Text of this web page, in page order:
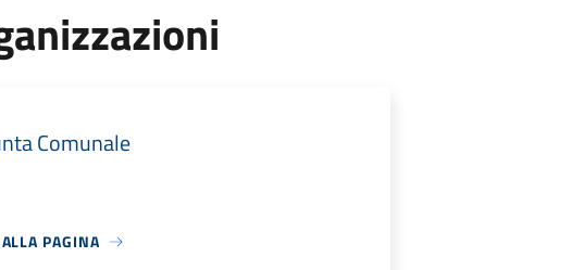
Comunale
PAGINA